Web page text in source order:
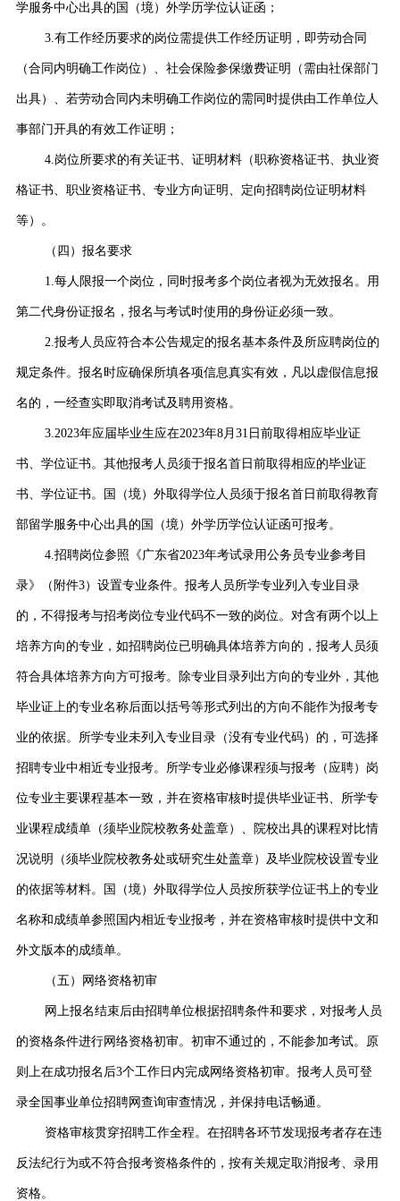
学服务中心出具的国（境）外学历学位认证函；
3.有工作经历要求的岗位需提供工作经历证明，即劳动合同
（合同内明确工作岗位）、社会保险参保缴费证明（需由社保部门
出具）、若劳动合同内未明确工作岗位的需同时提供由工作单位人
事部门开具的有效工作证明；
4.岗位所要求的有关证书、证明材料（职称资格证书、执业资
格证书、职业资格证书、专业方向证明、定向招聘岗位证明材料
等）。
（四）报名要求
1.每人限报一个岗位，同时报考多个岗位者视为无效报名。用
第二代身份证报名，报名与考试时使用的身份证必须一致。
2.报考人员应符合本公告规定的报名基本条件及所应聘岗位的
规定条件。报名时应确保所填各项信息真实有效，凡以虚假信息报
名的，一经查实即取消考试及聘用资格。
3.2023年应届毕业生应在2023年8月31日前取得相应毕业证
书、学位证书。其他报考人员须于报名首日前取得相应的毕业证
书、学位证书。国（境）外取得学位人员须于报名首日前取得教育
部留学服务中心出具的国（境）外学历学位认证函可报考。
4.招聘岗位参照《广东省2023年考试录用公务员专业参考目
录》（附件3）设置专业条件。报考人员所学专业列入专业目录
的，不得报考与招考岗位专业代码不一致的岗位。对含有两个以上
培养方向的专业，如招聘岗位已明确具体培养方向的，报考人员须
符合具体培养方向方可报考。除专业目录列出方向的专业外，其他
毕业证上的专业名称后面以括号等形式列出的方向不能作为报考专
业的依据。所学专业未列入专业目录（没有专业代码）的，可选择
招聘专业中相近专业报考。所学专业必修课程须与报考（应聘）岗
位专业主要课程基本一致，并在资格审核时提供毕业证书、所学专
业课程成绩单（须毕业院校教务处盖章）、院校出具的课程对比情
况说明（须毕业院校教务处或研究生处盖章）及毕业院校设置专业
的依据等材料。国（境）外取得学位人员按所获学位证书上的专业
名称和成绩单参照国内相近专业报考，并在资格审核时提供中文和
外文版本的成绩单。
（五）网络资格初审
网上报名结束后由招聘单位根据招聘条件和要求，对报考人员
的资格条件进行网络资格初审。初审不通过的，不能参加考试。原
则上在成功报名后3个工作日内完成网络资格初审。报考人员可登
录全国事业单位招聘网查询审查情况，并保持电话畅通。
资格审核贯穿招聘工作全程。在招聘各环节发现报考者存在违
反法纪行为或不符合报考资格条件的，按有关规定取消报考、录用
资格。